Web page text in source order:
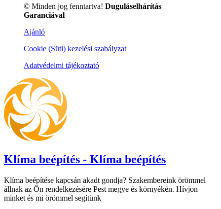
© Minden jog fenntartva! Duguláselhárítás
Garanciával
Ajánló
Cookie (Süti) kezelési szabályzat
Adatvédelmi tájékoztató
Klíma beépítés - Klíma beépítés
Klíma beépítése kapcsán akadt gondja? Szakembereink örömmel
állnak az Ön rendelkezésére Pest megye és környékén. Hívjon
minket és mi örömmel segítünk